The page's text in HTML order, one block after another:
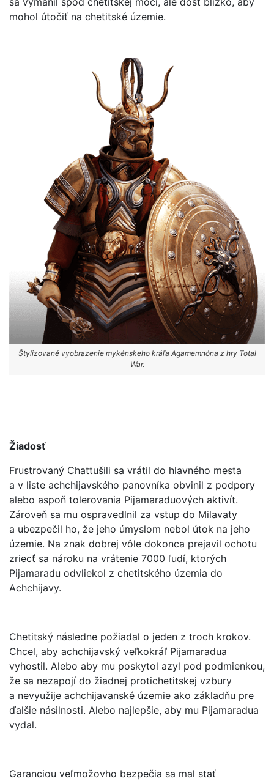
mohol útočiť na chetitské územie.
Štylizované vyobrazenie mykénskeho kráľa Agamemnóna z hry Total
War.
Žiadosť
Frustrovaný Chattušili sa vrátil do hlavného mesta
a v liste achchijavského panovníka obvinil z podpory
alebo aspoň tolerovania Pijamaraduových aktivít.
Zároveň sa mu ospravedlnil za vstup do Milavaty
a ubezpečil ho, že jeho úmyslom nebol útok na jeho
územie. Na znak dobrej vôle dokonca prejavil ochotu
zriecť sa nároku na vrátenie 7000 ľudí, ktorých
Pijamaradu odvliekol z chetitského územia do
Achchijavy.
Chetitský následne požiadal o jeden z troch krokov.
Chcel, aby achchijavský veľkokráľ Pijamaradua
vyhostil. Alebo aby mu poskytol azyl pod podmienkou,
že sa nezapojí do žiadnej protichetitskej vzbury
a nevyužije achchijavanské územie ako základňu pre
ďalšie násilnosti. Alebo najlepšie, aby mu Pijamaradua
vydal.
Garanciou veľmožovho bezpečia sa mal stať